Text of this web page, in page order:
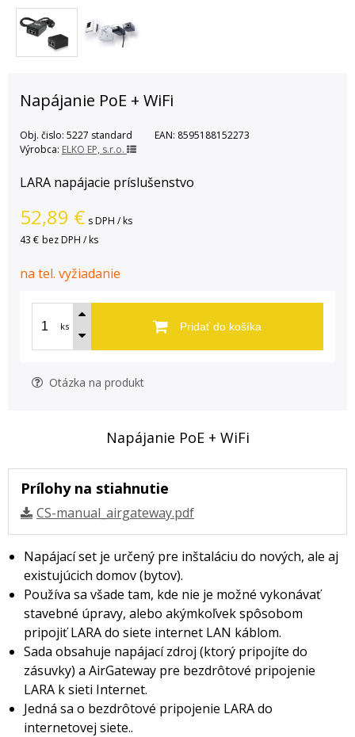
Napájanie PoE + WiFi
Obj. čislo: 5227 standard EAN: 8595188152273
Výrobca: ELKO EP, s.r.o.
LARA napájacie príslušenstvo
52,89 € s DPH / ks
43 € bez DPH / ks
na tel. vyžiadanie
ks Pridať do košíka
Otázka na produkt
Napájanie PoE + WiFi
Prílohy na stiahnutie
CS-manual_airgateway.pdf
Napájací set je určený pre inštaláciu do nových, ale aj
existujúcich domov (bytov).
Používa sa všade tam, kde nie je možné vykonávať
stavebné úpravy, alebo akýmkoľvek spôsobom
pripojiť LARA do siete internet LAN káblom.
Sada obsahuje napájací zdroj (ktorý pripojíte do
zásuvky) a AirGateway pre bezdrôtové pripojenie
LARA k sieti Internet.
Jedná sa o bezdrôtové pripojenie LARA do
internetovej siete..